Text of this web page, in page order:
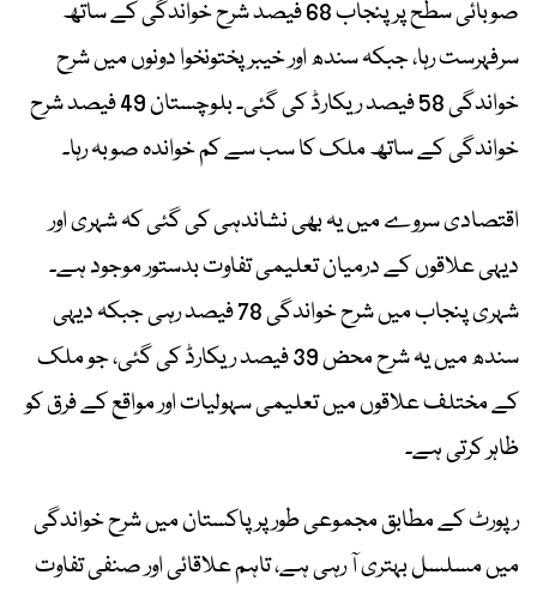
صوبائی سطح پر پنجاب 68 فیصد شرح خواندگی کے ساتھ
سرفہرست رہا، جبکہ سندھ اور خیبر پختونخوا دونوں میں شرح
خواندگی 58 فیصد ریکارڈ کی گئی۔ بلوچستان 49 فیصد شرح
خواندگی کے ساتھ ملک کا سب سے کم خواندہ صوبہ رہا۔
اقتصادی سروے میں یہ بھی نشاندہی کی گئی کہ شہری اور
دیہی علاقوں کے درمیان تعلیمی تفاوت بدستور موجود ہے۔
شہری پنجاب میں شرح خواندگی 78 فیصد رہی جبکہ دیہی
سندھ میں یہ شرح محض 39 فیصد ریکارڈ کی گئی، جو ملک
کے مختلف علاقوں میں تعلیمی سہولیات اور مواقع کے فرق کو
ظاہر کرتی ہے۔
رپورٹ کے مطابق مجموعی طور پر پاکستان میں شرح خواندگی
میں مسلسل بہتری آ رہی ہے، تاہم علاقائی اور صنفی تفاوت